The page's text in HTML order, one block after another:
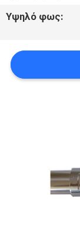
SITEMAP
ΠΟΛΙΤΙΚΉ
Υψηλό φως: